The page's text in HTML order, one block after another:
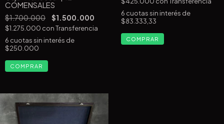
COMENSALES
$1.700.000 $1.500.000
$1.275.000 conTransferencia
6 cuotas sin interés de
$250.000
6 cuotas sin interés de
$83.333,33
COMPRAR